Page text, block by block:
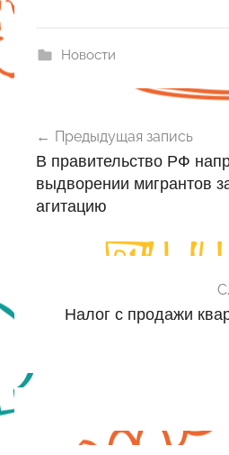
Новости
по
записям
Предыдущая запись
В правительство РФ
выдворении мигрантов
агитацию
Налог с продажи